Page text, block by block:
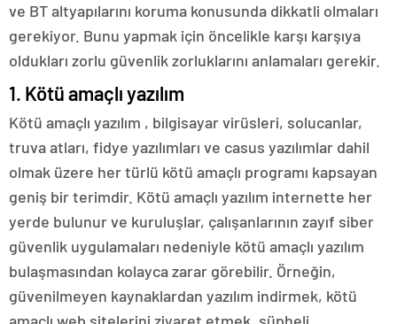
ve BT altyapılarını koruma konusunda dikkatli olmaları
gerekiyor. Bunu yapmak için öncelikle karşı karşıya
oldukları zorlu güvenlik zorluklarını anlamaları gerekir.
1. Kötü amaçlı yazılım
Kötü amaçlı yazılım , bilgisayar virüsleri, solucanlar,
truva atları, fidye yazılımları ve casus yazılımlar dahil
olmak üzere her türlü kötü amaçlı programı kapsayan
geniş bir terimdir. Kötü amaçlı yazılım internette her
yerde bulunur ve kuruluşlar, çalışanlarının zayıf siber
güvenlik uygulamaları nedeniyle kötü amaçlı yazılım
bulaşmasından kolayca zarar görebilir. Örneğin,
güvenilmeyen kaynaklardan yazılım indirmek, kötü